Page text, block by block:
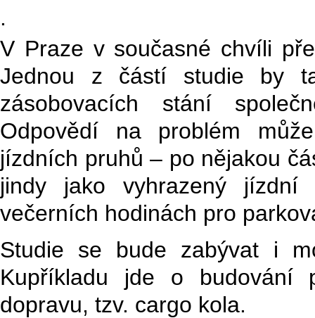
.
V Praze v současné chvíli
Jednou z částí studie by
zásobovacích stání
Odpovědí na problém
jízdních pruhů – po nějakou
jindy jako vyhrazený
večerních hodinách pro
Studie se bude zabývat i
Kupříkladu jde o budování
dopravu, tzv. cargo kola.